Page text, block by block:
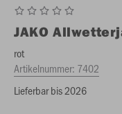
JAKO
rot
Artikelnummer: 7402
Lieferbar bis 2026